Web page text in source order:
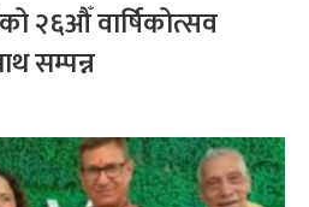
२६औँ वार्षिकोत्सव
सम्पन्न